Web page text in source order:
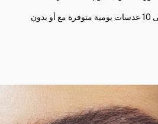
تحتوي العبوة الواحدة على 10 عدسات يومية متوفرة مع أو بدون